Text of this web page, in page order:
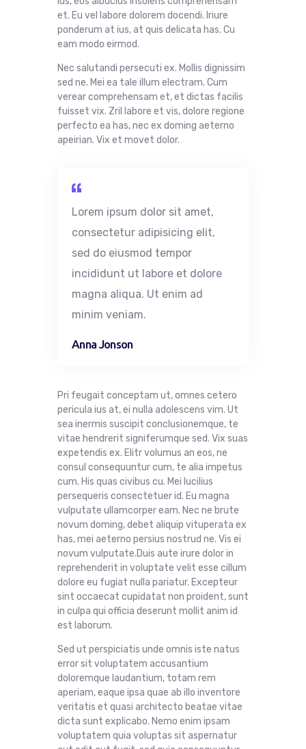
et. Eu vel labore dolorem docendi. Iriure
ponderum at ius, at quis delicata has. Cu
eam modo eirmod.
Nec salutandi persecuti ex. Mollis dignissim
sed ne. Mei ea tale illum electram. Cum
verear comprehensam et, et dictas facilis
fuisset vix. Zril labore et vis, dolore regione
perfecto ea has, nec ex doming aeterno
apeirian. Vix et movet dolor.
Lorem ipsum dolor sit amet,
consectetur adipisicing elit,
sed do eiusmod tempor
incididunt ut labore et dolore
magna aliqua. Ut enim ad
minim veniam.
Anna Jonson
Pri feugait conceptam ut, omnes cetero
pericula ius at, ei nulla adolescens vim. Ut
sea inermis suscipit conclusionemque, te
vitae hendrerit signiferumque sed. Vix suas
expetendis ex. Elitr volumus an eos, ne
consul consequuntur cum, te alia impetus
cum. His quas civibus cu. Mei lucilius
persequeris consectetuer id. Eu magna
vulputate ullamcorper eam. Nec ne brute
novum doming, debet aliquip vituperata ex
has, mei aeterno persius nostrud ne. Vis ei
novum vulputate.Duis aute irure dolor in
reprehenderit in voluptate velit esse cillum
dolore eu fugiat nulla pariatur. Excepteur
sint occaecat cupidatat non proident, sunt
in culpa qui officia deserunt mollit anim id
est laborum.
Sed ut perspiciatis unde omnis iste natus
error sit voluptatem accusantium
doloremque laudantium, totam rem
aperiam, eaque ipsa quae ab illo inventore
veritatis et quasi architecto beatae vitae
dicta sunt explicabo. Nemo enim ipsam
voluptatem quia voluptas sit aspernatur